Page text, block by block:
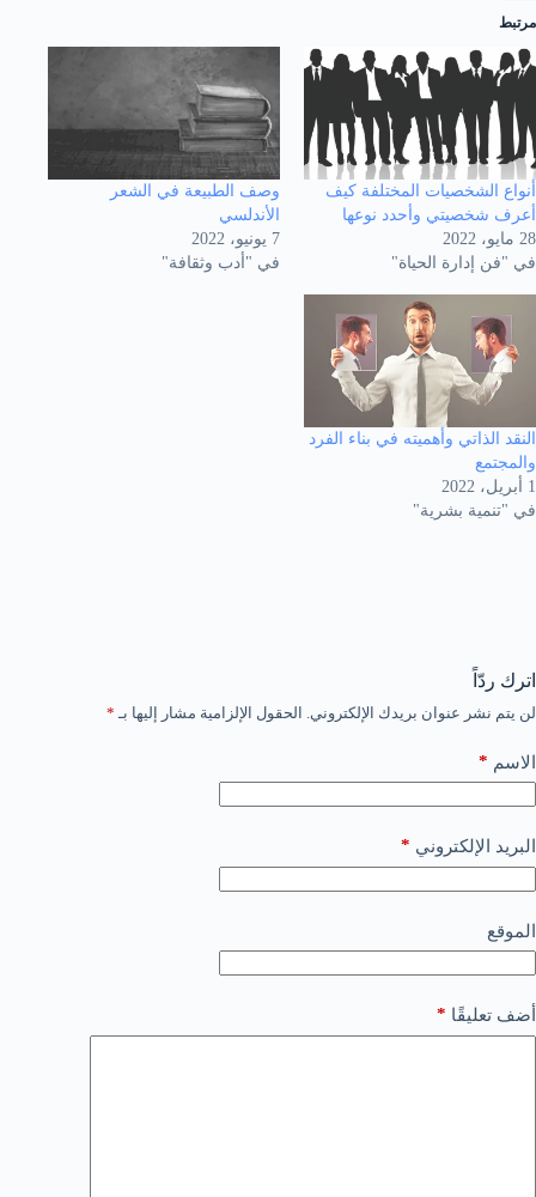
مرتبط
أنواع الشخصيات المختلفة كيف
أعرف شخصيتي وأحدد نوعها
28 مايو، 2022
في "فن إدارة الحياة"
وصف الطبيعة في الشعر
الأندلسي
7 يونيو، 2022
في "أدب وثقافة"
النقد الذاتي وأهميته في بناء الفرد
والمجتمع
1 أبريل، 2022
في "تنمية بشرية"
اترك ردّاً
لن يتم نشر عنوان بريدك الإلكتروني. الحقول الإلزامية مشار إليها بـ *
الاسم *
البريد الإلكتروني *
الموقع
أضف تعليقًا *